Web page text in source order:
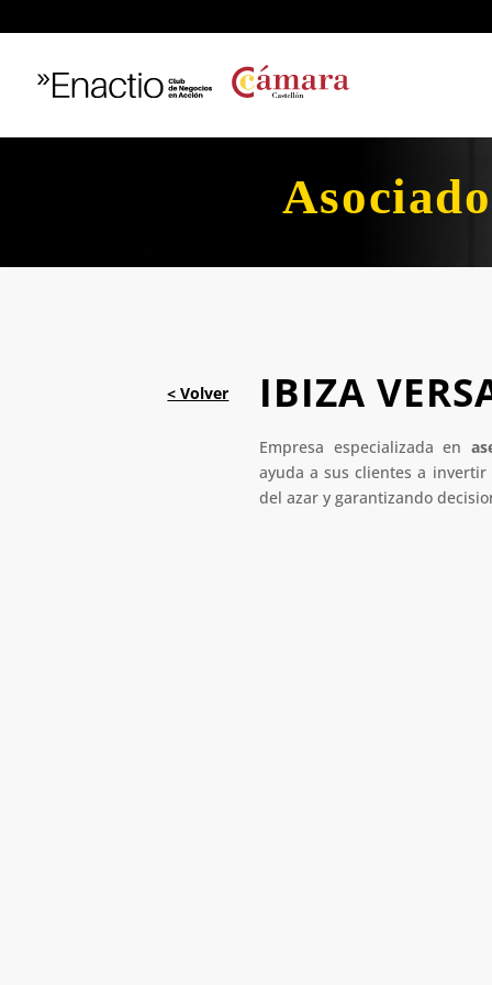
IBIZA
Empresa especializada en
ayuda a sus clientes a
del azar y garantizando